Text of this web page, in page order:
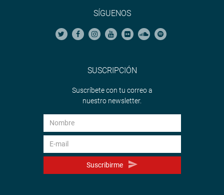
SÍGUENOS
SUSCRIPCIÓN
Suscríbete con tu correo a
nuestro newsletter.
Suscribirme